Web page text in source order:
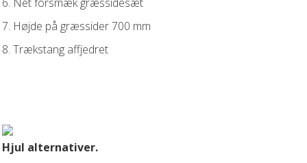
7. Højde på græssider 700 mm
8. Trækstang affjedret
Hjul alternativer.